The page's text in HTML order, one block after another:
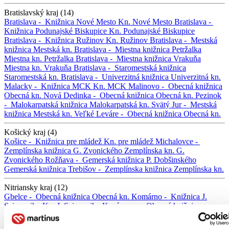
Bratislavský kraj (14)
Bratislava - Knižnica Nové Mesto Kn. Nové Mesto Bratislava -
Knižnica Podunajské Biskupice Kn. Podunajské Biskupice
Bratislava - Knižnica Ružinov Kn. Ružinov Bratislava - Mestská
knižnica Mestská kn. Bratislava - Miestna knižnica Petržalka
Miestna kn. Petržalka Bratislava - Miestna knižnica Vrakuňa
Miestna kn. Vrakuňa Bratislava - Staromestská knižnica
Staromestská kn. Bratislava - Univerzitná knižnica Univerzitná kn.
Malacky - Knižnica MCK Kn. MCK Malinovo - Obecná knižnica
Obecná kn. Nová Dedinka - Obecná knižnica Obecná kn. Pezinok
- Malokarpatská knižnica Malokarpatská kn. Svätý Jur - Mestská
knižnica Mestská kn. Veľké Leváre - Obecná knižnica Obecná kn.
Košický kraj (4)
Košice - Knižnica pre mládež Kn. pre mládež Michalovce -
Zemplínska knižnica G. Zvonického Zemplínska kn. G.
Zvonického Rožňava - Gemerská knižnica P. Dobšinského
Gemerská knižnica Trebišov - Zemplínska knižnica Zemplínska kn.
Nitriansky kraj (12)
Gbelce - Obecná knižnica Obecná kn. Komárno - Knižnica J.
Szinnyeiho
Kn. J. Szinnyeiho Kozárovce - Obecná knižnica
Obecná kn. Levice -
Mojmírovce
Obecná knižnica
Krajská knižnica K. Kmeťka